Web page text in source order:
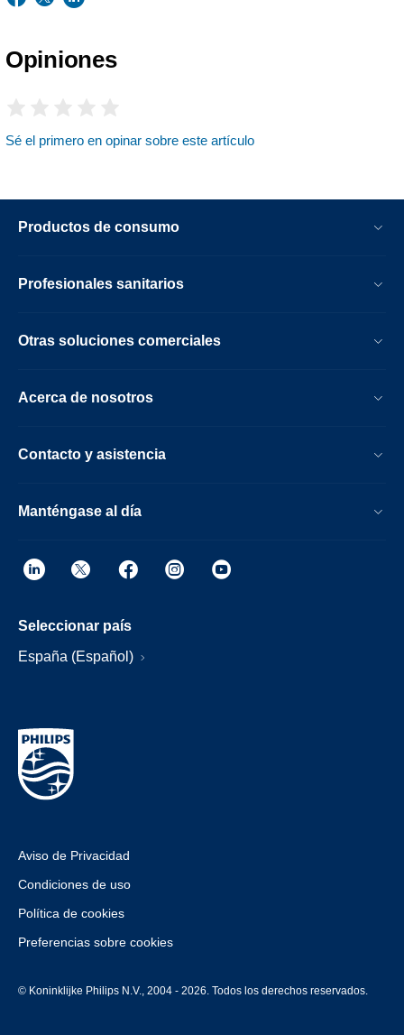
Opiniones
Sé el primero en opinar sobre este artículo
Productos de consumo
Profesionales sanitarios
Otras soluciones comerciales
Acerca de nosotros
Contacto y asistencia
Manténgase al día
Seleccionar país
España (Español)
Aviso de Privacidad
Condiciones de uso
Política de cookies
Preferencias sobre cookies
© Koninklijke Philips N.V., 2004 - 2026. Todos los derechos reservados.